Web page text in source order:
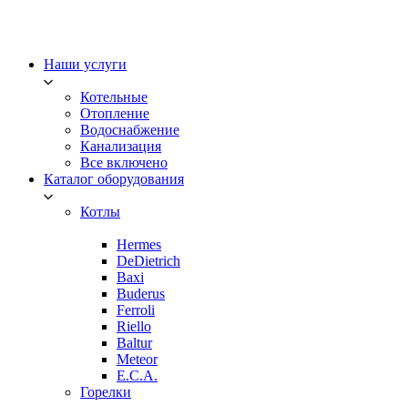
Наши услуги
Котельные
Отопление
Водоснабжение
Канализация
Все включено
Каталог оборудования
Котлы
Hermes
DeDietrich
Baxi
Buderus
Ferroli
Riello
Baltur
Meteor
E.C.A.
Горелки